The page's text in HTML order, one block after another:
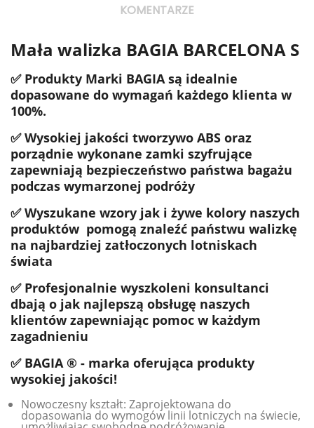
KOMENTARZE
Mała walizka BAGIA BARCELONA S
✅ Produkty Marki BAGIA są idealnie
dopasowane do wymagań każdego klienta w
100%.
✅ Wysokiej jakości tworzywo ABS oraz
porządnie wykonane zamki szyfrujące
zapewniają bezpieczeństwo państwa bagażu
podczas wymarzonej podróży
✅ Wyszukane wzory jak i żywe kolory naszych
produktów pomogą znaleźć państwu walizkę
na najbardziej zatłoczonych lotniskach
świata
✅ Profesjonalnie wyszkoleni konsultanci
dbają o jak najlepszą obsługę naszych
klientów zapewniając pomoc w każdym
zagadnieniu
✅ BAGIA ® - marka oferująca produkty
wysokiej jakości!
Nowoczesny kształt: Zaprojektowana do
dopasowania do wymogów linii lotniczych na świecie,